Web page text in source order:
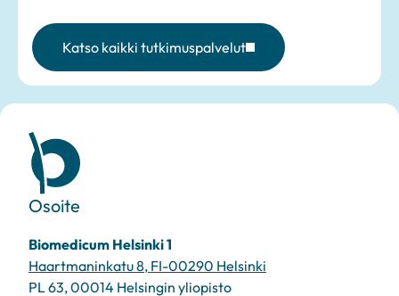
Katso kaikki tutkimuspalvelut
Osoite
Biomedicum Helsinki 1
Haartmaninkatu 8, FI-00290 Helsinki
PL 63, 00014 Helsingin yliopisto